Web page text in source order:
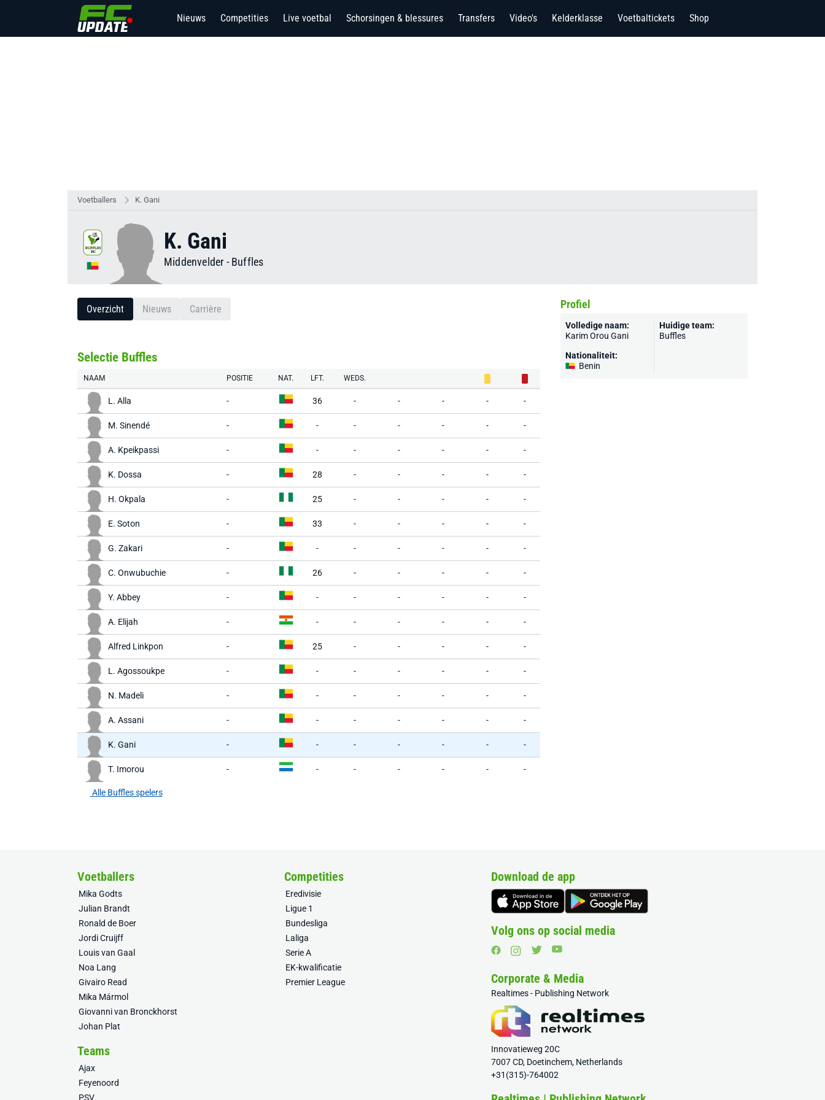
Nieuws Competities Live voetbal Schorsingen & blessures Transfers Video's Kelderklasse Voetbaltickets Shop
Voetballers K. Gani
K. Gani
Middenvelder - Buffles
Overzicht Nieuws Carrière
Selectie Buffles
NAAM POSITIE NAT. LFT. WEDS.
L. Alla - 36 - - - - -
M. Sinendé - - - - - - -
A. Kpeikpassi - - - - - - -
K. Dossa - 28 - - - - -
H. Okpala - 25 - - - - -
E. Soton - 33 - - - - -
G. Zakari - - - - - - -
C. Onwubuchie - 26 - - - - -
Y. Abbey - - - - - - -
A. Elijah - - - - - - -
Alfred Linkpon - 25 - - - - -
L. Agossoukpe - - - - - - -
N. Madeli - - - - - - -
A. Assani - - - - - - -
K. Gani - - - - - - -
T. Imorou - - - - - - -
Alle Buffles spelers
Profiel
Volledige naam:
Karim Orou Gani
Nationaliteit:
Benin
Huidige team:
Buffles
Voetballers
Mika Godts
Julian Brandt
Ronald de Boer
Jordi Cruijff
Louis van Gaal
Noa Lang
Givairo Read
Mika Mármol
Giovanni van Bronckhorst
Johan Plat
Competities
Eredivisie
Ligue 1
Bundesliga
Laliga
Serie A
EK-kwalificatie
Premier League
Teams
Ajax
Feyenoord
PSV
Download de app
Volg ons op social media
Corporate & Media
Realtimes - Publishing Network
Innovatieweg 20C
7007 CD, Doetinchem, Netherlands
+31(315)-764002